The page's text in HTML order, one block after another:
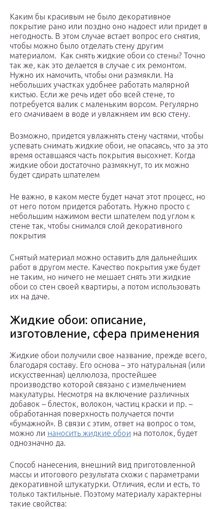
Каким бы красивым не было декоративное
покрытие рано или поздно оно надоест или придет в
негодность. В этом случае встает вопрос его снятия,
чтобы можно было отделать стену другим
материалом. Как снять жидкие обои со стены? Точно
так же, как это делается в случае с их ремонтом.
Нужно их намочить, чтобы они размякли. На
небольших участках удобнее работать малярной
кистью. Если же речь идет обо всей стене, то
потребуется валик с маленьким ворсом. Регулярно
его смачиваем в воде и увлажняем им всю стену.
Возможно, придется увлажнять стену частями, чтобы
успевать снимать жидкие обои, не опасаясь, что за это
время оставшаяся часть покрытия высохнет. Когда
жидкие обои достаточно размякнут, то их можно
будет сдирать шпателем
Не важно, в каком месте будет начат этот процесс, но
от него потом придется работать. Нужно просто с
небольшим нажимом вести шпателем под углом к
стене так, чтобы снимался слой декоративного
покрытия
Снятый материал можно оставить для дальнейших
работ в другом месте. Качество покрытия уже будет
не таким, но ничего не мешает снять эти жидкие
обои со стен своей квартиры, а потом использовать
их на даче.
Жидкие обои: описание,
изготовление, сфера применения
Жидкие обои получили свое название, прежде всего,
благодаря составу. Его основа – это натуральная (или
искусственная) целлюлоза, простейшее
производство которой связано с измельчением
макулатуры. Несмотря на включение различных
добавок – блесток, волокон, частиц краски и пр. –
обработанная поверхность получается почти
«бумажной». В связи с этим, ответ на вопрос о том,
можно ли наносить жидкие обои на потолок, будет
однозначно да.
Способ нанесения, внешний вид приготовленной
массы и итогового результата схожи с параметрами
декоративной штукатурки. Отличия, если и есть, то
только тактильные. Поэтому материалу характерны
такие свойства: